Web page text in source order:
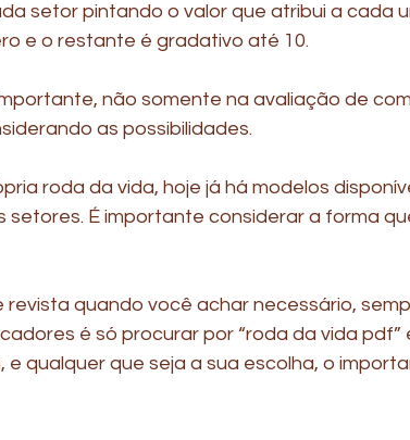
setor pintando o valor que atribui a cada
e o restante é gradativo até 10.
não somente na avaliação de
as possibilidades.
roda da vida, hoje já há modelos
setores. É importante considerar a forma
revista quando você achar necessário,
é só procurar por “roda da vida pdf”
qualquer que seja a sua escolha, o